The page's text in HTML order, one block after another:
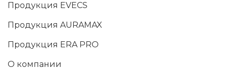
Продукция EVECS
Продукция AURAMAX
Продукция ERA PRO
О компании